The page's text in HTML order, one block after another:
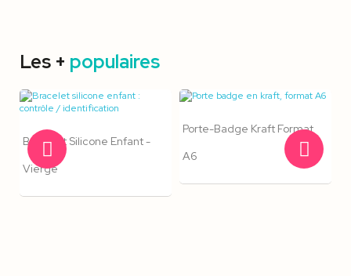
Les + populaires
Bracelet Silicone Enfant -
Vierge
Porte-Badge Kraft Format
A6